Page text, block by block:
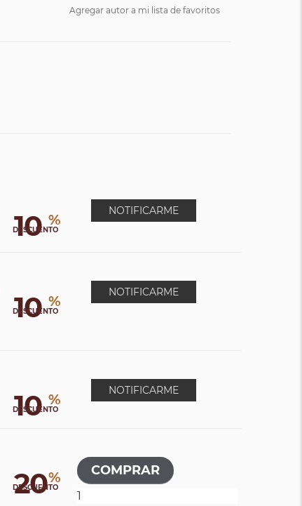
Agregar autor a mi lista de favoritos
10 %
DESCUENTO
NOTIFICARME
10 %
DESCUENTO
NOTIFICARME
10 %
DESCUENTO
NOTIFICARME
20%
DESCUENTO